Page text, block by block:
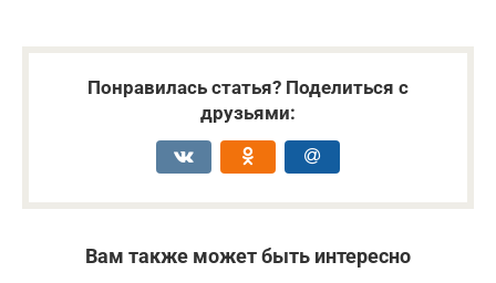
Понравилась статья? Поделиться с
друзьями:
Вам также может быть интересно